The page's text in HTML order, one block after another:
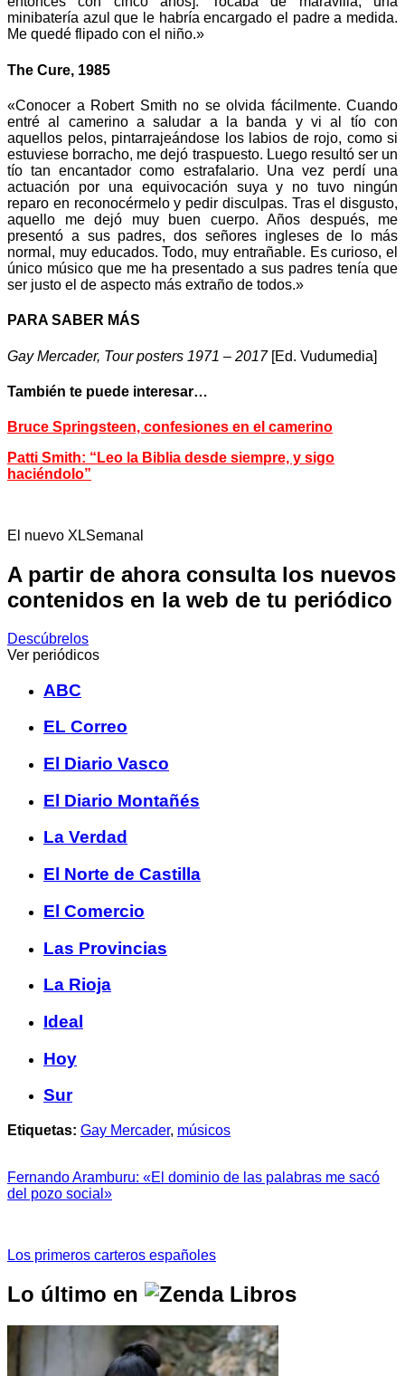
minibatería azul que le habría encargado el padre a medida.
Me quedé flipado con el niño.»
The Cure, 1985
«Conocer a Robert Smith no se olvida fácilmente. Cuando
entré al camerino a saludar a la banda y vi al tío con
aquellos pelos, pintarrajeándose los labios de rojo, como si
estuviese borracho, me dejó traspuesto. Luego resultó ser un
tío tan encantador como estrafalario. Una vez perdí una
actuación por una equivocación suya y no tuvo ningún
reparo en reconocérmelo y pedir disculpas. Tras el disgusto,
aquello me dejó muy buen cuerpo. Años después, me
presentó a sus padres, dos señores ingleses de lo más
normal, muy educados. Todo, muy entrañable. Es curioso, el
único músico que me ha presentado a sus padres tenía que
ser justo el de aspecto más extraño de todos.»
PARA SABER MÁS
Gay Mercader, Tour posters 1971 – 2017 [Ed. Vudumedia]
También te puede interesar…
Bruce Springsteen, confesiones en el camerino
Patti Smith: “Leo la Biblia desde siempre, y sigo
haciéndolo”
El nuevo XLSemanal
A partir de ahora consulta los nuevos
contenidos en la web de tu periódico
Descúbrelos
Ver periódicos
ABC
EL Correo
El Diario Vasco
El Diario Montañés
La Verdad
El Norte de Castilla
El Comercio
Las Provincias
La Rioja
Ideal
Hoy
Sur
Etiquetas: Gay Mercader, músicos
Fernando Aramburu: «El dominio de las palabras me sacó
del pozo social»
Los primeros carteros españoles
Lo último en